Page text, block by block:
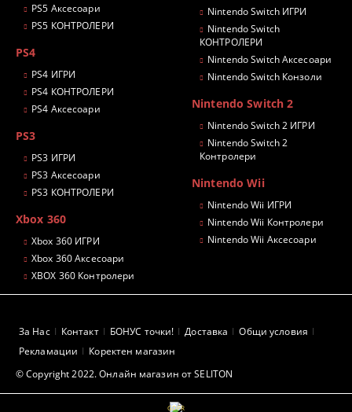
PS5 Аксесоари
PS5 КОНТРОЛЕРИ
PS4
PS4 ИГРИ
PS4 КОНТРОЛЕРИ
PS4 Аксесоари
PS3
PS3 ИГРИ
PS3 Аксесоари
PS3 КОНТРОЛЕРИ
Xbox 360
Xbox 360 ИГРИ
Xbox 360 Аксесоари
XBOX 360 Контролери
Nintendo Switch ИГРИ
Nintendo Switch
КОНТРОЛЕРИ
Nintendo Switch Аксесоари
Nintendo Switch Конзоли
Nintendo Switch 2
Nintendo Switch 2 ИГРИ
Nintendo Switch 2
Контролери
Nintendo Wii
Nintendo Wii ИГРИ
Nintendo Wii Контролери
Nintendo Wii Аксесоари
© Copyright 2022. Онлайн магазин от SELITON
За Нас Контакт БОНУС точки! Доставка
Общи условия
Рекламации
Коректен магазин
GDPR